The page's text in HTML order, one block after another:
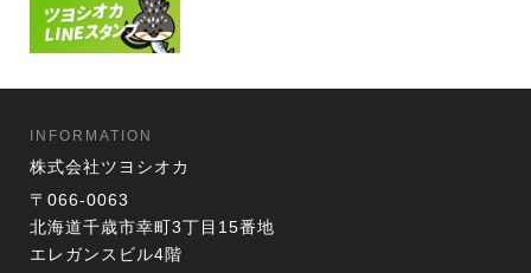
INFORMATION
株式会社ツヨシオカ
〒066-0063
北海道千歳市幸町3丁目15番地
エレガンスビル4階